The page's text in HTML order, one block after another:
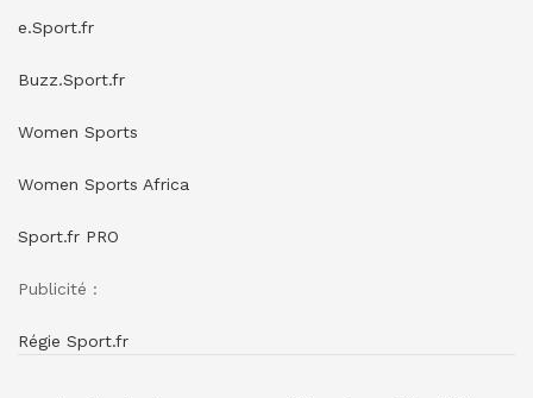
e.Sport.fr
Buzz.Sport.fr
Women Sports
Women Sports Africa
Sport.fr PRO
Publicité :
Régie Sport.fr